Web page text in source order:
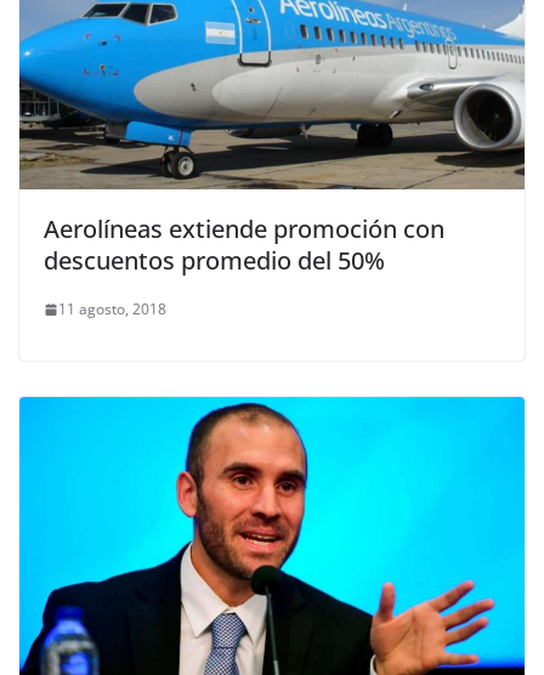
Aerolíneas extiende promoción con
descuentos promedio del 50%
11 agosto, 2018